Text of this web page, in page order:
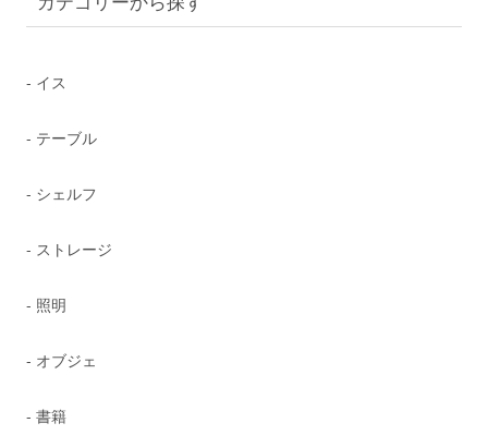
- イス
- テーブル
- シェルフ
- ストレージ
- 照明
- オブジェ
- 書籍